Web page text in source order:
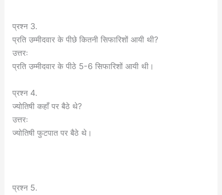
प्रश्न 3.
प्रति उम्मीदवार के पीछे कितनी सिफारिशों आयी थी?
उत्तरः
प्रति उम्मीदवार के पीठे 5-6 सिफारिशों आयी थी।
प्रश्न 4.
ज्योतिषी कहाँ पर बैठे थे?
उत्तरः
ज्योतिषी फुटपात पर बैठे थे।
प्रश्न 5.